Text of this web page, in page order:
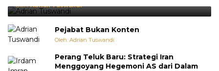
Oleh:Adrian Tuswandi
Pejabat Bukan Konten
Oleh: Adrian Tuswandi
Perang Teluk Baru: Strategi Iran
Menggoyang Hegemoni AS dari Dalam